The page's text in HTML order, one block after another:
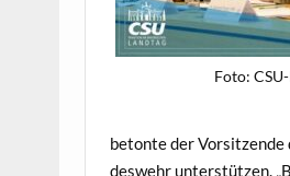
Foto:
betonte der
deswehr unter­stützen.